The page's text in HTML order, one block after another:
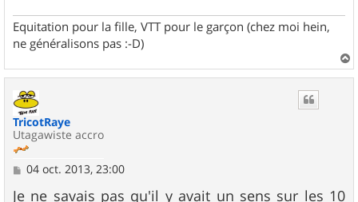
Equitation pour la fille, VTT pour le garçon (chez moi hein,
ne généralisons pas :-D)
a
TricotRaye
Utagawiste accro
M
s
04 oct. 2013, 23:00
Je ne savais pas qu'il y avait un sens sur les 10